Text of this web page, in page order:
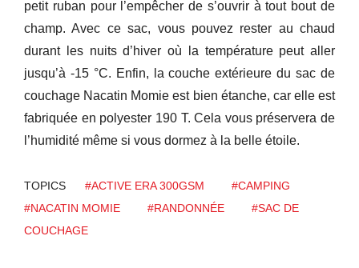
petit ruban pour l’empêcher de s’ouvrir à tout bout de
champ. Avec ce sac, vous pouvez rester au chaud
durant les nuits d’hiver où la température peut aller
jusqu’à -15 °C. Enfin, la couche extérieure du sac de
couchage Nacatin Momie est bien étanche, car elle est
fabriquée en polyester 190 T. Cela vous préservera de
l’humidité même si vous dormez à la belle étoile.
TOPICS #ACTIVE ERA 300GSM
#CAMPING
#NACATIN MOMIE
#RANDONNÉE
#SAC DE
COUCHAGE